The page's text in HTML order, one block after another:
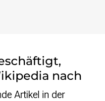
nach
Artikel in der